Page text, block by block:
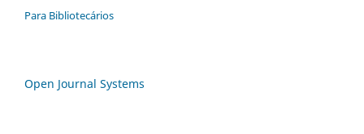
Para Bibliotecários
Open Journal Systems